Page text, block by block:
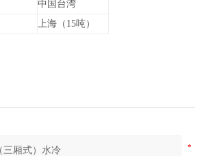
中国台湾
上海（ 15吨）